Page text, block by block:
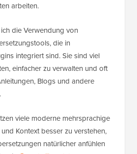
arbeiten.
die Verwendung von
die in
integriert sind. Sie sind viel
einfacher zu verwalten und oft
Blogs und andere
viele moderne mehrsprachige
Kontext besser zu verstehen,
natürlicher anfühlen